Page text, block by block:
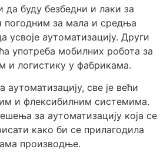
да буду безбедни и лаки за
погодним за мала и средња
усвоје аутоматизацију. Други
употреба мобилних робота за
и логистику у фабрикама.
све је већи
и флексибилним системима.
за аутоматизацију која се
како би се прилагодила
производње.